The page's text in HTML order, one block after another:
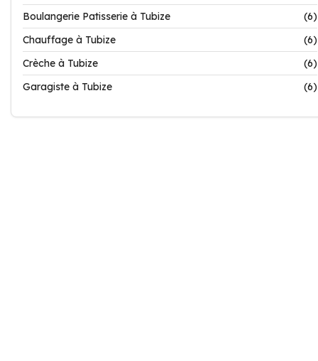
Boulangerie Patisserie à Tubize
(6)
Chauffage à Tubize
(6)
Crèche à Tubize
(6)
Garagiste à Tubize
(6)